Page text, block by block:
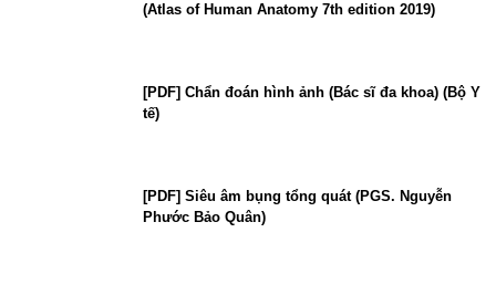
(Atlas of Human Anatomy 7th edition 2019)
[PDF] Chẩn đoán hình ảnh (Bác sĩ đa khoa) (Bộ Y
tế)
[PDF] Siêu âm bụng tổng quát (PGS. Nguyễn
Phước Bảo Quân)